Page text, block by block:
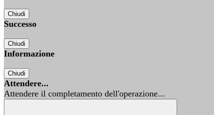
Chiudi
Successo
Chiudi
Informazione
Chiudi
Attendere...
Attendere il completamento dell'operazione...